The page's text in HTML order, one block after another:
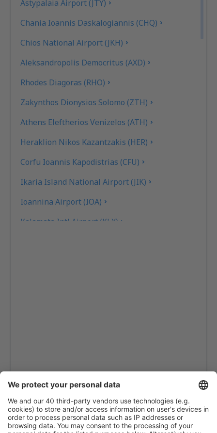
Astypalaia Airport (JTY)
Chania Ioannis Daskalogiannis (CHQ)
Chios National Airport (JKH)
Aleksandropolis Democritus (AXD)
Rhodes Diagoras (RHO)
Zakynthos Dionysios Solomo (ZTH)
Athens Eleftherios Venizelos (ATH)
Heraklion Nikos Kazantzakis (HER)
Corfu Ioannis Kapodistrias (CFU)
Ikaria Island National Airport (JIK)
Ioannina Airport (IOA)
Kalamata Intl Airport (KLX)
Kos Island Hippocrates (KGS)
Kozani Airport (KZI)
Lemnos Airport (LXS)